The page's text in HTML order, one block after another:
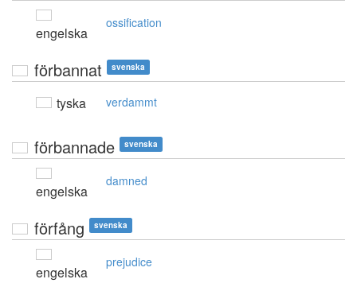
engelska
ossification
förbannat svenska
tyska verdammt
förbannade svenska
engelska
damned
förfång svenska
engelska
prejudice